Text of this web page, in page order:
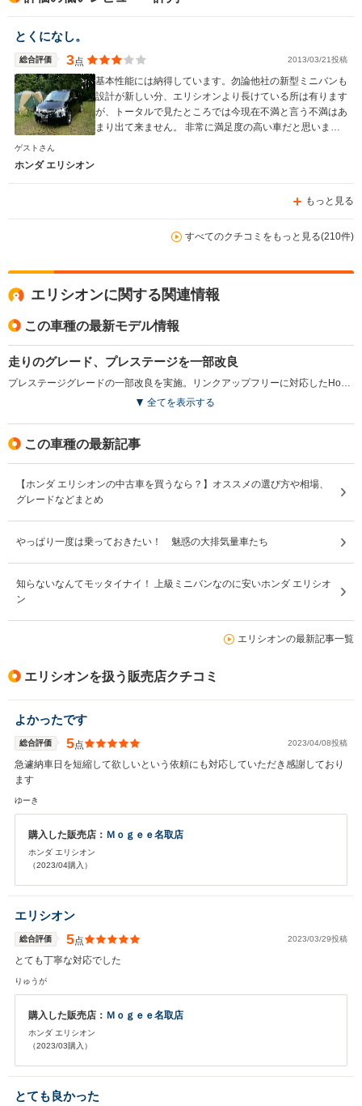
とくになし。
総合評価 3点 2013/03/21投稿
基本性能には納得しています。勿論他社の新型ミニバンも
設計が新しい分、エリシオンより長けている所は有ります
が、トータルで見たところでは今現在不満と言う不満はあ
まり出て来ません。 非常に満足度の高い車だと思いま
ゲストさん
ホンダ エリシオン
もっと見る
すべてのクチコミをもっと見る(210件)
エリシオンに関する関連情報
この車種の最新モデル情報
走りのグレード、プレステージを一部改良
プレステージグレードの一部改良を実施。リンクアップフリーに対応したHondaインターナビが標準装備された。モニターは、フルセグチューナーによるTV視聴も可能。また全席3点式ELRシートベルトとヘッドレストを採用。さらにボディカラーがすべて新色となった（2012.6）
全てを表示する
この車種の最新記事
【ホンダ エリシオンの中古車を買うなら？】オススメの選び方や相場、
グレードなどまとめ
やっぱり一度は乗っておきたい！ 魅惑の大排気量車たち
知らないなんてモッタイナイ！ 上級ミニバンなのに安いホンダ エリシオ
ン
エリシオンの最新記事一覧
エリシオンを扱う販売店クチコミ
よかったです
総合評価 5点 2023/04/08投稿
急遽納車日を短縮して欲しいという依頼にも対応していただき感謝しており
ます
ゆーき
購入した販売店： Ｍｏｇｅｅ名取店
ホンダ エリシオン
（2023/04購入）
エリシオン
総合評価 5点 2023/03/29投稿
とても丁寧な対応でした
りゅうが
購入した販売店： Ｍｏｇｅｅ名取店
ホンダ エリシオン
（2023/03購入）
とても良かった